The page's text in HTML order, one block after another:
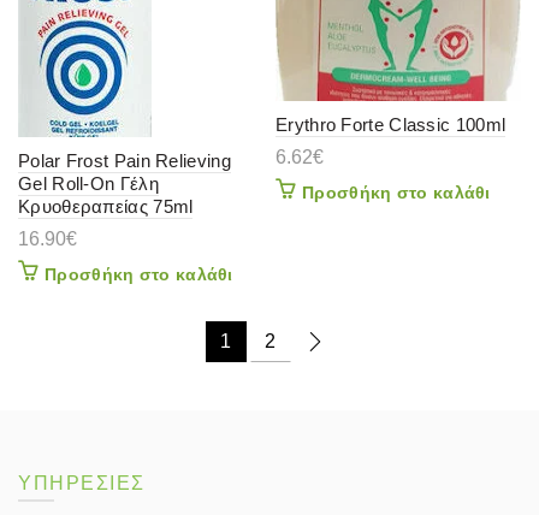
Polar Frost Pain Relieving
Gel Roll-On Γέλη
Κρυοθεραπείας 75ml
16.90€
Προσθήκη στο καλάθι
Erythro Forte Classic 100ml
6.62€
Προσθήκη στο καλάθι
1 2
ΥΠΗΡΕΣΙΕΣ